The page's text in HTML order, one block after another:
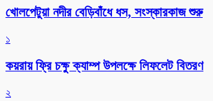
খোলপেটুয়া নদীর বেড়িবাঁধে ধস, সংস্কারকাজ শুরু
১
কয়রায় ফ্রি চক্ষু ক্যাম্প উপলক্ষে লিফলেট বিতরণ
২